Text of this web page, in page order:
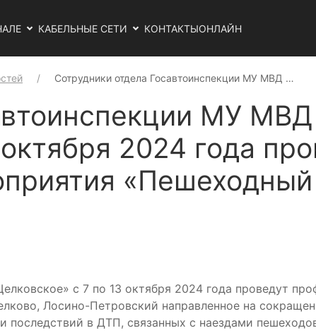
КАБЕЛЬНЫЕ СЕТИ КОНТАКТЫОНЛАЙН
Сотрудники отдела Госавтоинспекции МУ МВД …
МУ
2024 года
с 7 по 13 октября 2024 года проведут
Лосино-Петровский направленное на
в ДТП, связанных с наездами